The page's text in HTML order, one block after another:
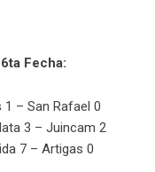
Fecha:
– San Rafael 0
3 – Juincam 2
7 – Artigas 0